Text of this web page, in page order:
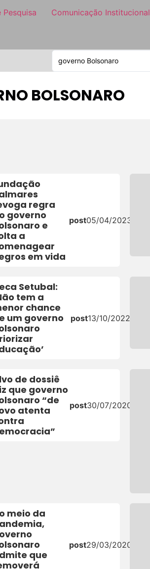
Pesquisa Comunicação Institucional
BOLSONARO
regra
governo
e
a
em vida
post05/04/2023
Setubal:
tem a
chance
um governo
post13/10/2022
de dossiê
que governo
“de
atenta
post30/07/2020
meio da
que
post29/03/2020